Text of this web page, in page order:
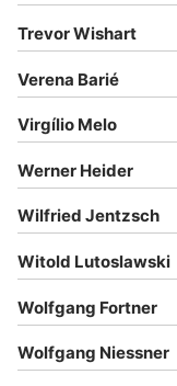
Trevor Wishart
Verena Barié
Virgílio Melo
Werner Heider
Wilfried Jentzsch
Witold Lutoslawski
Wolfgang Fortner
Wolfgang Niessner